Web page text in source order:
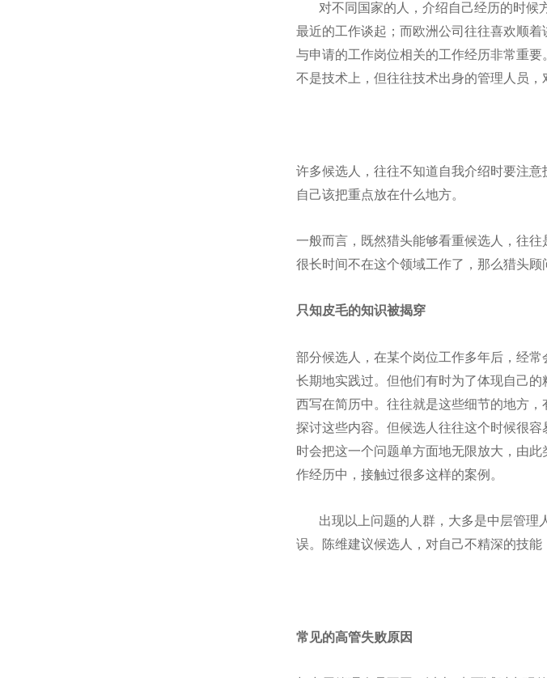
对不同国家的人，介绍自己经历的时候
最近的工作谈起；而欧洲公司往往喜欢顺
与申请的工作岗位相关的工作经历非常重
不是技术上，但往往技术出身的管理人员
许多候选人，往往不知道自我介绍时要注
自己该把重点放在什么地方。
一般而言，既然猎头能够看重候选人，往
很长时间不在这个领域工作了，那么猎头
只知皮毛的知识被揭穿
部分候选人，在某个岗位工作多年后，经
长期地实践过。但他们有时为了体现自己
西写在简历中。往往就是这些细节的地方
探讨这些内容。但候选人往往这个时候很
时会把这一个问题单方面地无限放大，由
作经历中，接触过很多这样的案例。
出现以上问题的人群，大多是中层管理
误。陈维建议候选人，对自己不精深的技
常见的高管失败原因